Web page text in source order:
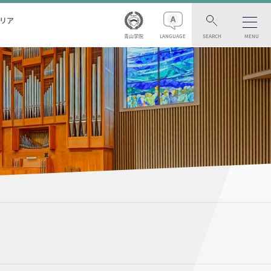
ア
青山学院 LANGUAGE SEARCH MENU